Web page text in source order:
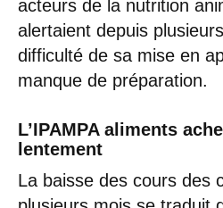
acteurs de la nutrition
alertaient depuis
difficulté de sa mise en
manque de préparation.
L’IPAMPA aliments
lentement
La baisse des cours des